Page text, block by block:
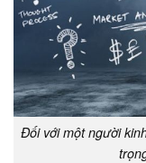
Đối với một người